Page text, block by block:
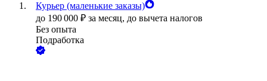
Курьер (маленькие заказы)
до 190 000 ₽ за месяц, до вычета налогов
Без опыта
Подработка